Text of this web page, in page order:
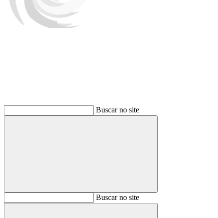
Buscar no site
BuscarBuscar no site